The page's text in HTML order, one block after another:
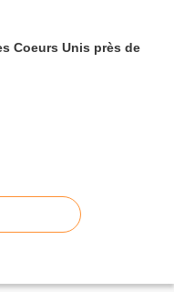
Coeurs Unis près de